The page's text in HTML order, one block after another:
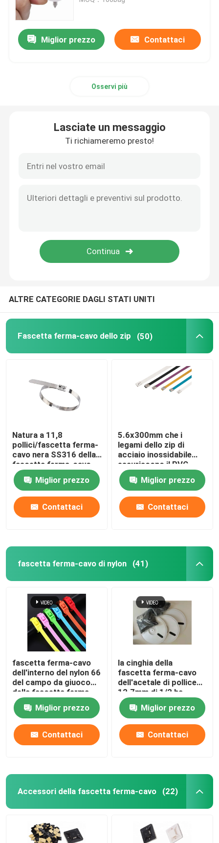
Ghiandola di cavo elettrico
strumenti della fascetta ferma-cavo
Miglior prezzo Contattaci
Osservi più
Lasciate un messaggio
Ti richiameremo presto!
ALTRE CATEGORIE DAGLI STATI UNITI
Fascetta ferma-cavo dello zip (50)
Natura a 11,8
pollici/fascetta ferma-
cavo nera SS316 della
fascetta ferma-cavo
4.6*300mm di acciaio
inossidabileMiglior prezzo
Contattaci
5.6x300mm che i
legami dello zip di
acciaio inossidabile
esauriscono il PVC
dell'intestazione del
tubo hanno ricoperto le
fascette ferma-cavo
degli ss
Miglior prezzo
Contattaci
fascetta ferma-cavo di nylon (41)
fascetta ferma-cavo
dell'interno del nylon 66
del campo da giuoco
della fascetta ferma-
cavo di nylon variopinta
di 10x400mm
Miglior prezzo
Contattaci
la cinghia della
fascetta ferma-cavo
dell'acetale di pollice
12.7mm di 1/2 ha
indurito il tempo
resistenteMiglior prezzo
Contattaci
Accessori della fascetta ferma-cavo (22)